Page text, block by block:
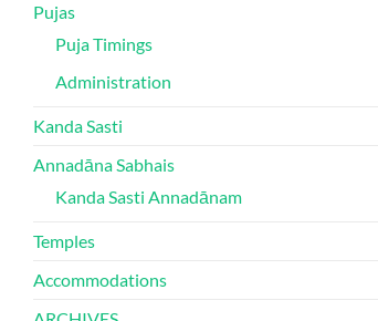
Pujas
Puja Timings
Administration
Kanda Sasti
Annadāna Sabhais
Kanda Sasti Annadānam
Temples
Accommodations